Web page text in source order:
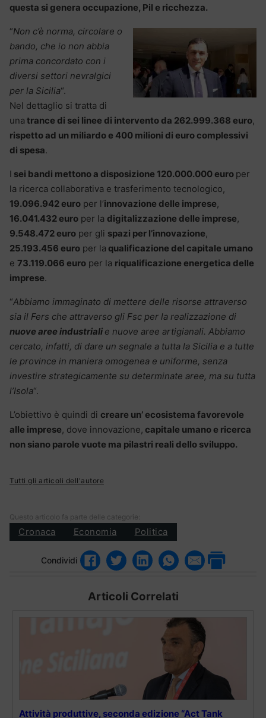
questa si genera occupazione, Pil e ricchezza.
“Non c’è norma, circolare o
bando, che io non abbia
prima concordato con i
diversi settori nevralgici
per la Sicilia“.
Nel dettaglio si tratta di
una trance di sei linee di intervento da 262.999.368 euro,
rispetto ad un miliardo e 400 milioni di euro complessivi
di spesa.
I sei bandi mettono a disposizione 120.000.000 euro per
la ricerca collaborativa e trasferimento tecnologico,
19.096.942 euro per l’innovazione delle imprese,
16.041.432 euro per la digitalizzazione delle imprese,
9.548.472 euro per gli spazi per l’innovazione,
25.193.456 euro per la qualificazione del capitale umano
e 73.119.066 euro per la riqualificazione energetica delle
imprese.
“Abbiamo immaginato di mettere delle risorse attraverso
sia il Fers che attraverso gli Fsc per la realizzazione di
nuove aree industriali e nuove aree artigianali. Abbiamo
cercato, infatti, di dare un segnale a tutta la Sicilia e a tutte
le province in maniera omogenea e uniforme, senza
investire strategicamente su determinate aree, ma su tutta
l’Isola“.
L’obiettivo è quindi di creare un’ ecosistema favorevole
alle imprese, dove innovazione, capitale umano e ricerca
non siano parole vuote ma pilastri reali dello sviluppo.
Tutti gli articoli dell'autore
Questo articolo fa parte delle categorie:
Cronaca Economia Politica
Condividi
Articoli Correlati
Attività produttive, seconda edizione “Act Tank